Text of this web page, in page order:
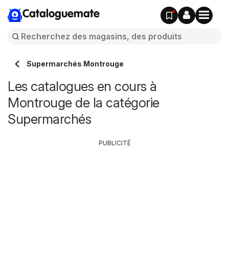
Cataloguemate
Supermarchés Montrouge
Les catalogues en cours à
Montrouge de la catégorie
Supermarchés
PUBLICITÉ